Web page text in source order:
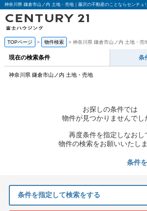
神奈川県 鎌倉市山ノ内 土地・売地｜藤沢の不動産のことならセンチュ
TOPページ 物件検索 神奈川県 鎌倉市山ノ内 土地・売
現在の検索条件 条
神奈川県 鎌倉市山ノ内 土地・売地
お探しの条件では
物件が見つかりませんでし
再度条件を指定しなおし
物件の検索をお願いいたしま
条件
条件を指定して検索をする